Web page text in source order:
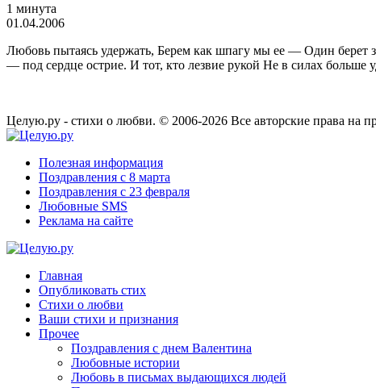
1 минута
01.04.2006
Любовь пытаясь удержать, Берем как шпагу мы ее — Один берет
— под сердце острие. И тот, кто лезвие рукой Не в силах
Целую.ру - стихи о любви. © 2006-2026 Все авторские права на
Полезная информация
Поздравления с 8 марта
Поздравления с 23 февраля
Любовные SMS
Реклама на сайте
Главная
Опубликовать стих
Стихи о любви
Ваши стихи и признания
Прочее
Поздравления с днем Валентина
Любовные истории
Любовь в письмах выдающихся людей